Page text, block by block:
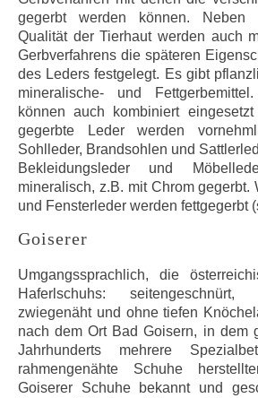
gegerbt werden können. Neben
Qualität der Tierhaut werden auch
Gerbverfahrens die späteren
des Leders festgelegt. Es gibt
mineralische- und
können auch kombiniert
gegerbte Leder werden
Sohlleder, Brandsohlen und
Bekleidungsleder und
mineralisch, z.B. mit Chrom gegerbt.
und Fensterleder werden fettgegerbt
Goiserer
Umgangssprachlich, die
Haferlschuhs:
zwiegenäht und ohne tiefen
nach dem Ort Bad Goisern, in dem
Jahrhunderts mehrere
rahmengenähte Schuhe
Goiserer Schuhe bekannt und